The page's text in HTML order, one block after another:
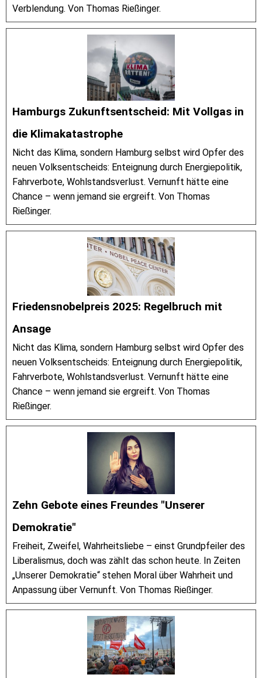
Verblendung. Von Thomas Rießinger.
Hamburgs Zukunftsentscheid: Mit Vollgas in
die Klimakatastrophe
Nicht das Klima, sondern Hamburg selbst wird Opfer des
neuen Volksentscheids: Enteignung durch Energiepolitik,
Fahrverbote, Wohlstandsverlust. Vernunft hätte eine
Chance – wenn jemand sie ergreift. Von Thomas
Rießinger.
Friedensnobelpreis 2025: Regelbruch mit
Ansage
Nicht das Klima, sondern Hamburg selbst wird Opfer des
neuen Volksentscheids: Enteignung durch Energiepolitik,
Fahrverbote, Wohlstandsverlust. Vernunft hätte eine
Chance – wenn jemand sie ergreift. Von Thomas
Rießinger.
Zehn Gebote eines Freundes "Unserer
Demokratie"
Freiheit, Zweifel, Wahrheitsliebe – einst Grundpfeiler des
Liberalismus, doch was zählt das schon heute. In Zeiten
„Unserer Demokratie“ stehen Moral über Wahrheit und
Anpassung über Vernunft. Von Thomas Rießinger.